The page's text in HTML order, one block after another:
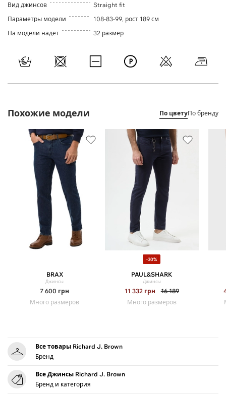
Вид джинсов
Straight fit
Параметры модели
108-83-99, рост 189 см
На модели надет
32 размер
Похожие модели По цветуПо бренду
BRAX
Джинсы
7 600 грн
Много размеров
-30%
PAUL&SHARK
Джинсы
11 332 грн
16 189
Много размеров
Все товары Richard J. Brown
Бренд
Все Джинсы Richard J. Brown
Бренд и категория